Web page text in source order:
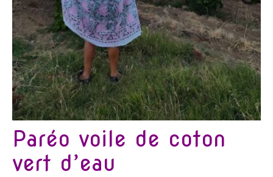
Présentation Marie-Lise Corda
Blog
Contact
Paréo voile de coton
vert d’eau